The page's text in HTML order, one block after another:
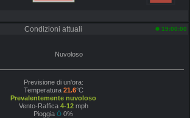
Condizioni attuali 19:00:00
Nuvoloso
Previsione di un'ora:
Temperatura 21.6°C
Prevalentemente nuvoloso
Vento-Raffica 4-12mph
Pioggia
0%